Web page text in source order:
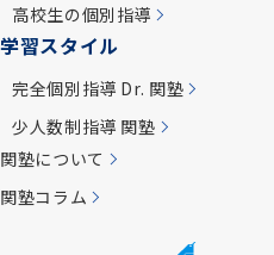
高校生の個別指導
学習スタイル
完全個別指導 Dr. 関塾
少人数制指導 関塾
関塾について
関塾コラム